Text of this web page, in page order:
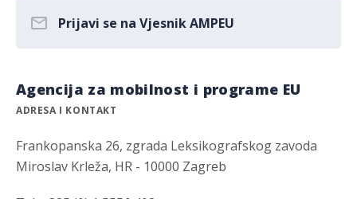
Prijavi se na Vjesnik AMPEU
Agencija za mobilnost i programe EU
ADRESA I KONTAKT
Frankopanska 26, zgrada Leksikografskog zavoda
Miroslav Krleža, HR - 10000 Zagreb